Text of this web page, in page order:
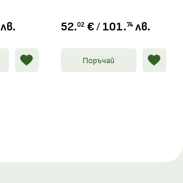
лв. 52.02 € / 101.74 лв.
Поръчай